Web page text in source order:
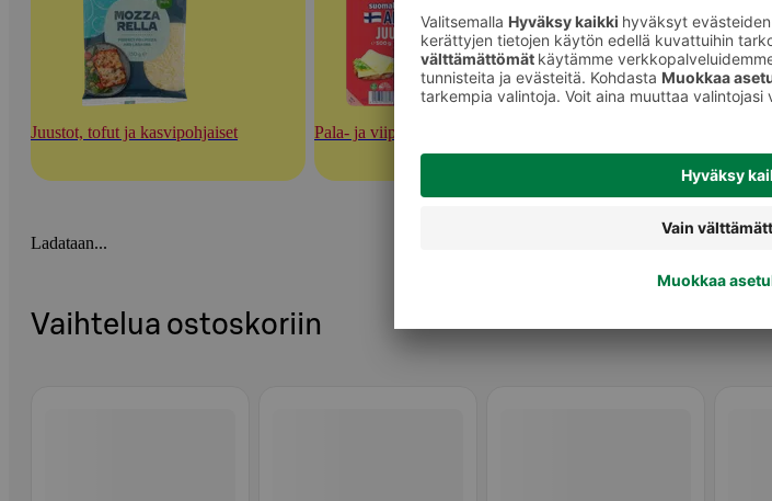
Juustot, tofut ja kasvipohjaiset Pala- ja viipalejuustot
Ladataan...
Vaihtelua ostoskoriin